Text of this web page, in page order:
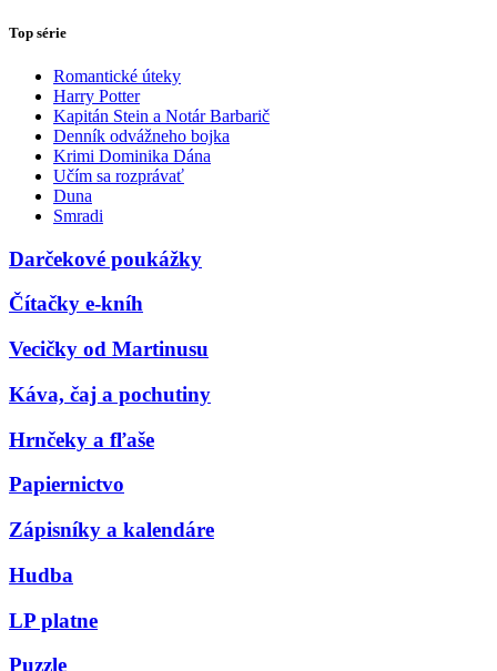
Top série
Romantické úteky
Harry Potter
Kapitán Stein a Notár Barbarič
Denník odvážneho bojka
Krimi Dominika Dána
Učím sa rozprávať
Duna
Smradi
Darčekové poukážky
Čítačky e-kníh
Vecičky od Martinusu
Káva, čaj a pochutiny
Hrnčeky a fľaše
Papiernictvo
Zápisníky a kalendáre
Hudba
LP platne
Puzzle